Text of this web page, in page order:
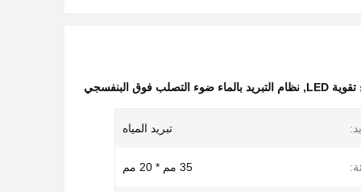
, نظام التبريد بالماء ضوء التصلب فوق البنفسجي
تبريد المياه
35 مم * 20 مم